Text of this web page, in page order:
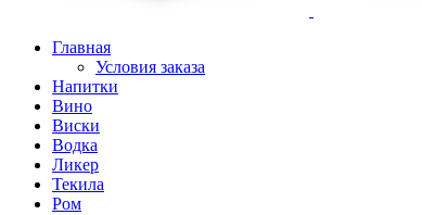
Главная
Условия заказа
Напитки
Вино
Виски
Водка
Ликер
Текила
Ром